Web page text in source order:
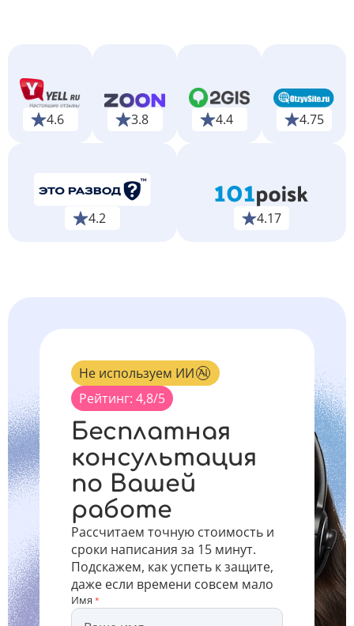
4.6 3.8 4.4 4.75
4.2 4.17
Не используем ИИ
Рейтинг: 4,8/5
Бесплатная
консультация
по Вашей
работе
Рассчитаем точную стоимость и
сроки написания за 15 минут.
Подскажем, как успеть к защите,
даже если времени совсем мало
Имя *